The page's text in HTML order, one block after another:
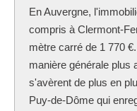
En Auvergne,
compris à Clermont-
mètre carré de 1 770
manière générale plus
s'avèrent de plus en
Puy-de-Dôme qui